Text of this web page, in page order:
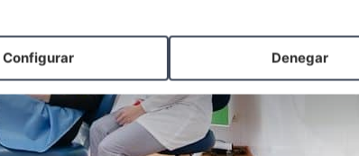
Configurar Denegar